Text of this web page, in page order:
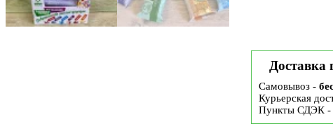
Доставка
Самовывоз -
Курьерская
Пункты СДЭК -